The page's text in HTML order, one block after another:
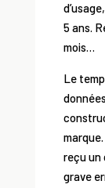
5 ans.
mois…
Le
marque.
reçu un
grave